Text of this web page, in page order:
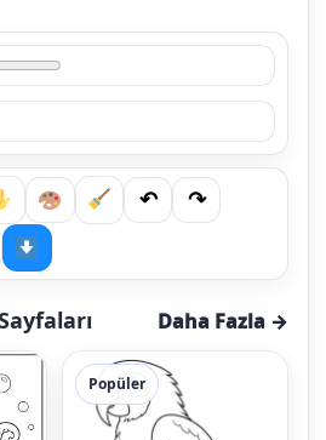
↶
↷
Daha Fazla →
Popüler